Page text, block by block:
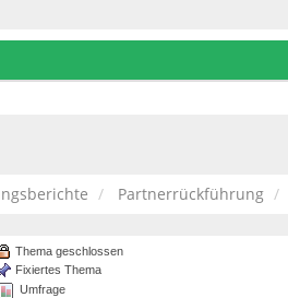
Partnerrückführung
Thema geschlossen
Fixiertes Thema
Umfrage